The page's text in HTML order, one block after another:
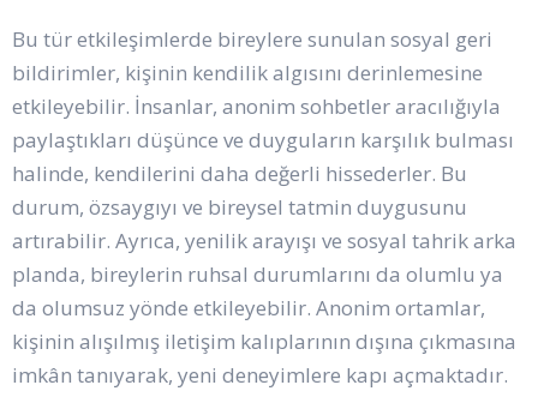
Bu tür etkileşimlerde bireylere sunulan sosyal geri
bildirimler, kişinin kendilik algısını derinlemesine
etkileyebilir. İnsanlar, anonim sohbetler aracılığıyla
paylaştıkları düşünce ve duyguların karşılık bulması
halinde, kendilerini daha değerli hissederler. Bu
durum, özsaygıyı ve bireysel tatmin duygusunu
artırabilir. Ayrıca, yenilik arayışı ve sosyal tahrik arka
planda, bireylerin ruhsal durumlarını da olumlu ya
da olumsuz yönde etkileyebilir. Anonim ortamlar,
kişinin alışılmış iletişim kalıplarının dışına çıkmasına
imkân tanıyarak, yeni deneyimlere kapı açmaktadır.